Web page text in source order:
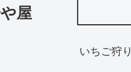
屋
いちご狩り